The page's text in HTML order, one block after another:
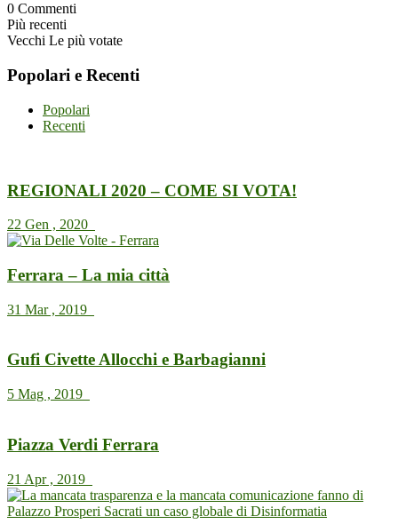
0 Commenti
Più recenti
Vecchi Le più votate
Popolari e Recenti
Popolari
Recenti
REGIONALI 2020 – COME SI VOTA!
22 Gen , 2020
Ferrara – La mia città
31 Mar , 2019
Gufi Civette Allocchi e Barbagianni
5 Mag , 2019
Piazza Verdi Ferrara
21 Apr , 2019